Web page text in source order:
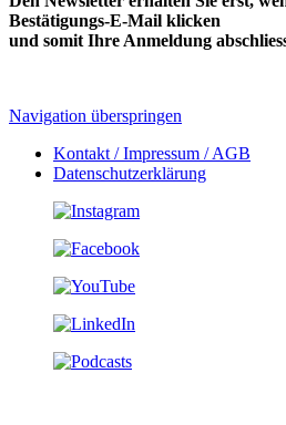
Bestätigungs-E-Mail klicken
und somit Ihre Anmeldung
Navigation überspringen
Kontakt / Impressum / AGB
Datenschutzerklärung